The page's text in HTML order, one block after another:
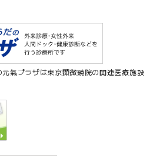
氣プラザは東京顕微鏡院の関連医療施設